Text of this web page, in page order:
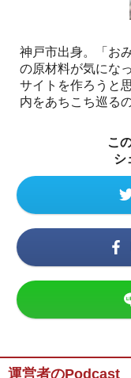
神戸市出身。「お
の原材料が気にな
サイトを作ろうと
内をあちこち巡る
こ
シ
運営者のPodcast